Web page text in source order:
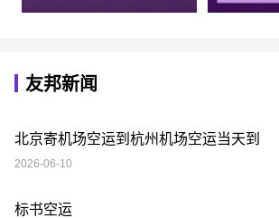
友邦新闻
北京寄机场空运到杭州机场空运当天到
2026-06-10
标书空运